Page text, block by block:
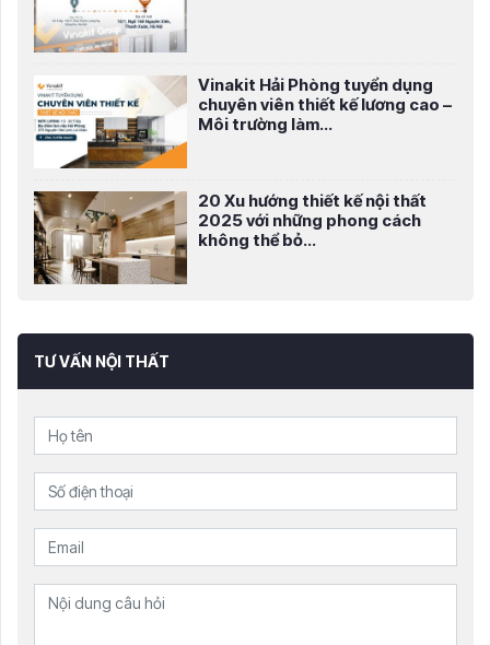
Vinakit Hải Phòng tuyển dụng
chuyên viên thiết kế lương cao –
Môi trường làm...
20 Xu hướng thiết kế nội thất
2025 với những phong cách
không thể bỏ...
TƯ VẤN NỘI THẤT